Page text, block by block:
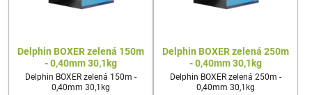
Delphin BOXER zelená 150m
- 0,40mm 30,1kg
Delphin BOXER zelená 150m -
0,40mm 30,1kg
Delphin BOXER zelená 250m
- 0,40mm 30,1kg
Delphin BOXER zelená 250m -
0,40mm 30,1kg